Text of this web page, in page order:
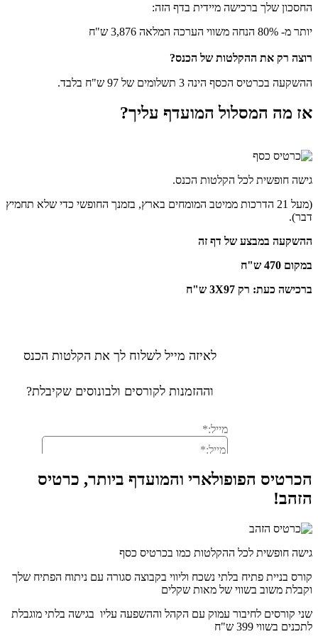
החסכון שלך ברכישה מיידית בדף הזה:
יותר מ- 80% הנחה משווי הערכה המלאה 3,876 ש"ח
רוצה רק את ההקלטות של הכנס?
ההשקעה בכרטיס הכסף הינה 3 תשלומים של 97 ש"ח בלבד.
אז מה המסלול המועדף עליך?
גישה חופשית לכל הקלטות הכנס.
(מעל 21 הדרכות ממיטב המומחים בארץ, בזמנך החופשי כדי שלא תחמיץ
דבר).
ההשקעה במבצע של דף זה
במקום 470 ש"ח
ברכישה כעת: רק 3X97 ש"ח
הכרטיס הפופולארי והמועדף ביותר, כרטיס
הזהב!
גישה חופשית לכל ההקלטות כמו בכרטיס כסף
קורס בניית פתיח בלתי נשכח וליווי בקבוצה סגורה עם ניתוח הפתיח שלך
וקבלת משוב בשווי של מאות שקלים
שני קורסים לחיבור עמוק עם הקהל וההשפעה עליו בגישה בלתי מוגבלת
לתכנים בשווי 399 ש"ח